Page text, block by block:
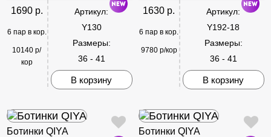
1690 р.
6 пар в кор.
10140 р/
кор
Артикул:
Y130
Размеры:
36 - 41
В корзину
1630 р.
6 пар в кор.
9780 р/кор
Артикул:
Y192-18
Размеры:
36 - 41
В корзину
Ботинки QIYA Ботинки QIYA